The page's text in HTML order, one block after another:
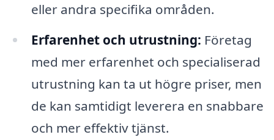
eller andra specifika områden.
Erfarenhet och utrustning: Företag
med mer erfarenhet och specialiserad
utrustning kan ta ut högre priser, men
de kan samtidigt leverera en snabbare
och mer effektiv tjänst.